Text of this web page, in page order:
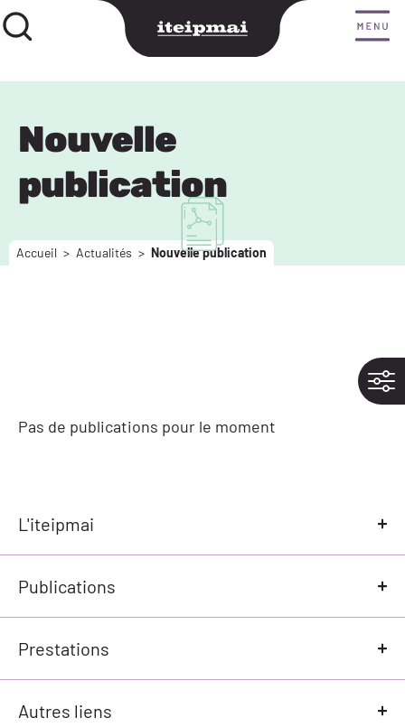
Nouvelle
publication
Accueil > Actualités > Nouvelle publication
Pas de publications pour le moment
L'iteipmai
Publications
Prestations
Autres liens